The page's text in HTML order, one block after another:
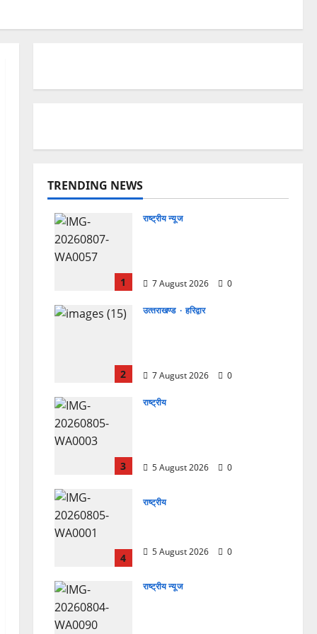
TRENDING NEWS
1
राष्ट्रीय न्यूज
7 August 2026 0
2
उत्‍तराखण्‍ड हरिद्वार
7 August 2026 0
3
राष्ट्रीय
5 August 2026 0
4
राष्ट्रीय
5 August 2026 0
राष्ट्रीय न्यूज